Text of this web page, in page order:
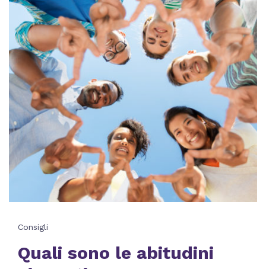
Consigli
Quali sono le abitudini